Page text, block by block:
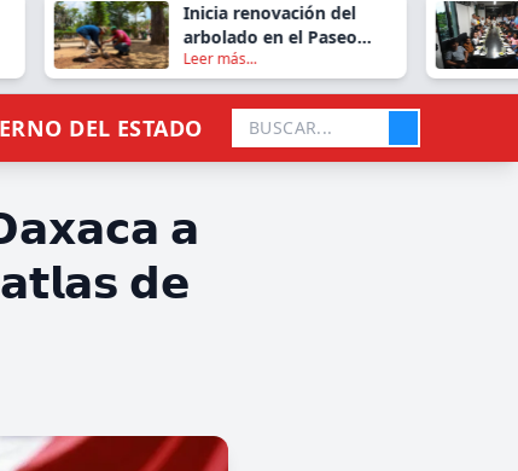
Inicia renovación del
arbolado en el Paseo
Juárez El Llano
Leer más...
DEL ESTADO
𝗮
𝗱𝗲